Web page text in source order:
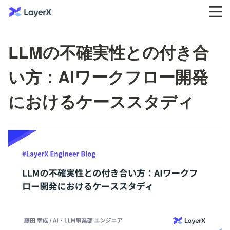
LLMの不確実性との付き合
い方：AIワークフロー開発
におけるケーススタディ